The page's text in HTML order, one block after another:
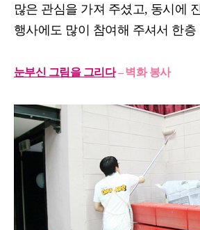
많은 관심을 가져 주셨고, 동시에
행사에도 많이 참여해 주셔서 한
눈부신 그림을 그리다– 벽화 봉사